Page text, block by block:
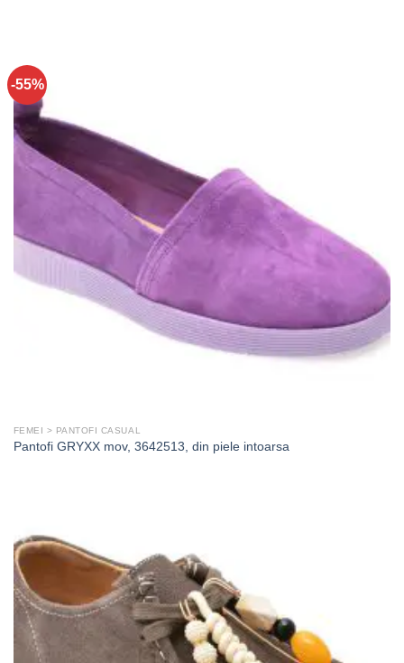
-55%
FEMEI > PANTOFI CASUAL
Pantofi GRYXX mov, 3642513, din piele intoarsa